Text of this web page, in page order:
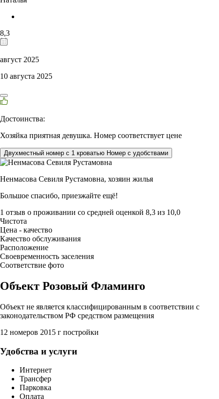
8,3
август 2025
10 августа 2025
Достоинства:
Хозяйка приятная девушка. Номер соответствует цене
Двухместный номер с 1 кроватью Номер с удобствами
Ненмасова Севиля Рустамовна, хозяин жилья
Большое спасибо, приезжайте ещё!
1 отзыв о проживании со средней оценкой 8,3 из 10,0
Чистота
Цена - качество
Качество обслуживания
Расположение
Своевременность заселения
Соответствие фото
Объект Розовый Фламинго
Объект не является классифицированным в соответствии с
законодательством РФ средством размещения
12 номеров 2015 г постройки
Удобства и услуги
Интернет
Трансфер
Парковка
Оплата